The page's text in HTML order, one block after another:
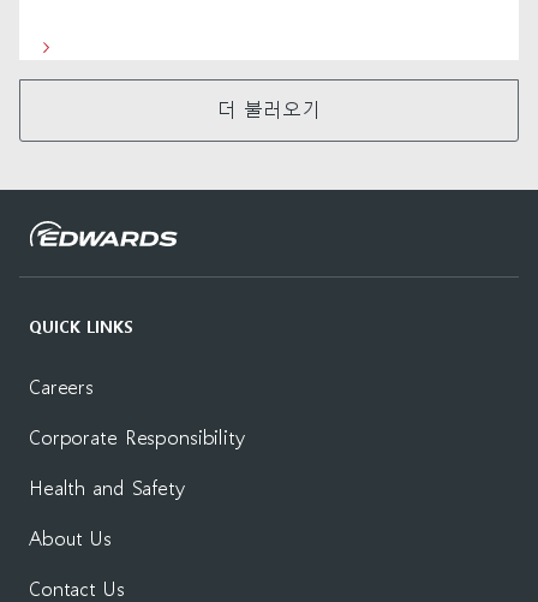
더 불러오기
QUICK LINKS
Careers
Corporate Responsibility
Health and Safety
About Us
Contact Us